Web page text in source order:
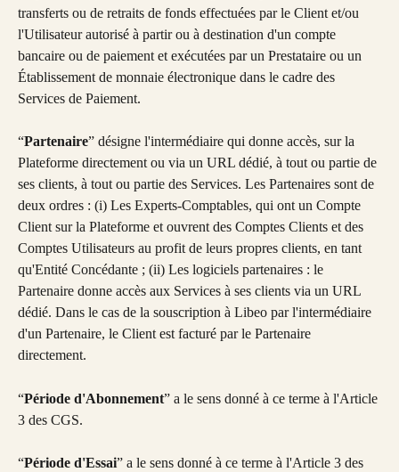
transferts ou de retraits de fonds effectuées par le Client et/ou
l'Utilisateur autorisé à partir ou à destination d'un compte
bancaire ou de paiement et exécutées par un Prestataire ou un
Établissement de monnaie électronique dans le cadre des
Services de Paiement.
“Partenaire” désigne l'intermédiaire qui donne accès, sur la
Plateforme directement ou via un URL dédié, à tout ou partie de
ses clients, à tout ou partie des Services. Les Partenaires sont de
deux ordres : (i) Les Experts-Comptables, qui ont un Compte
Client sur la Plateforme et ouvrent des Comptes Clients et des
Comptes Utilisateurs au profit de leurs propres clients, en tant
qu'Entité Concédante ; (ii) Les logiciels partenaires : le
Partenaire donne accès aux Services à ses clients via un URL
dédié. Dans le cas de la souscription à Libeo par l'intermédiaire
d'un Partenaire, le Client est facturé par le Partenaire
directement.
“Période d'Abonnement” a le sens donné à ce terme à l'Article
3 des CGS.
“Période d'Essai” a le sens donné à ce terme à l'Article 3 des